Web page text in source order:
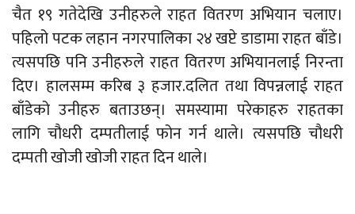
चैत १९ गतेदेखि उनीहरुले राहत वितरण अभियान चलाए।
पहिलो पटक लहान नगरपालिका २४ खप्टे डाडामा राहत बाँडे।
त्यसपछि पनि उनीहरुले राहत वितरण अभियानलाई निरन्ता
दिए। हालसम्म करिब ३ हजार.दलित तथा विपन्नलाई राहत
बाँडेको उनीहरु बताउछन्। समस्यामा परेकाहरु राहतका
लागि चौधरी दम्पतीलाई फोन गर्न थाले। त्यसपछि चौधरी
दम्पती खोजी खोजी राहत दिन थाले।